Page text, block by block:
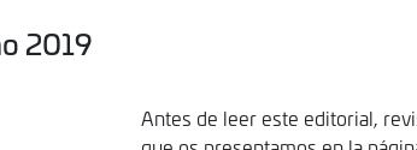
2019
Antes de leer este editorial,